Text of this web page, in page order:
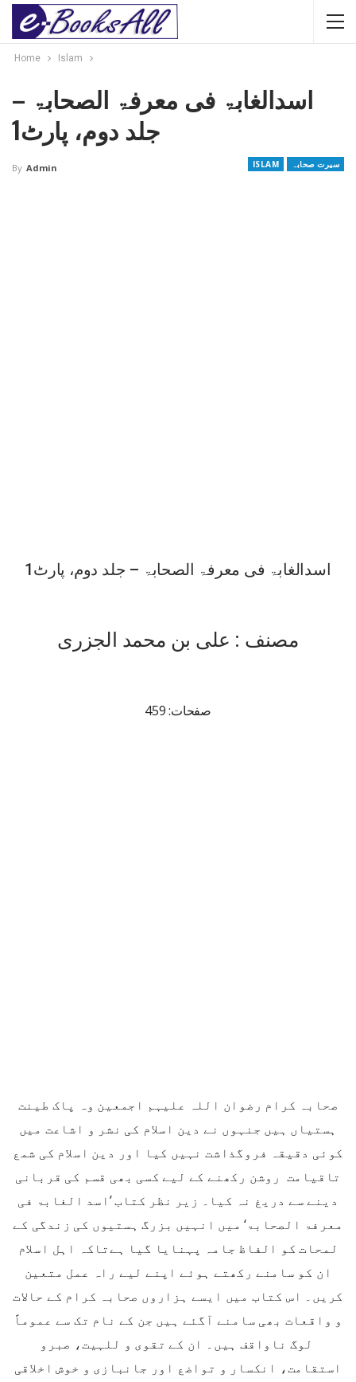
Home Islam
اسدالغابۃ فی معرفۃ الصحابۃ –
جلد دوم، پارٹ1
ISLAM سیرت صحابہ By Admin
اسدالغابۃ فی معرفۃ الصحابۃ – جلد دوم، پارٹ1
مصنف : علی بن محمد الجزری
صفحات: 459
صحابہ کرام رضوان اللہ علیہم اجمعین وہ پاک طینت
ہستیاں ہیں جنہوں نے دین اسلام کی نشر و اشاعت میں
کوئی دقیقہ فروگذاشت نہیں کیا اور دین اسلام کی شمع
تاقیامت روشن رکھنے کے لیے کسی بھی قسم کی قربانی
دینے سے دریغ نہ کیا۔ زیر نظر کتاب ’اسد الغابۃ فی
معرفۃ الصحابۃ‘ میں انہیں بزرگ ہستیوں کی زندگی کے
لمحات کو الفاظ جامہ پہنایا گیا ہےتاکہ اہل اسلام
ان کو سامنے رکھتے ہوئے اپنے لیے راہ عمل متعین
کریں۔ اس کتاب میں ایسے ہزاروں صحابہ کرام کے حالات
و واقعات بھی سامنے آگئے ہیں جن کے نام تک سے عموماً
لوگ ناواقف ہیں۔ ان کے تقوی و للہیت، صبرو
استقامت، انکسار و تواضع اور جانبازی و خوش اخلاقی